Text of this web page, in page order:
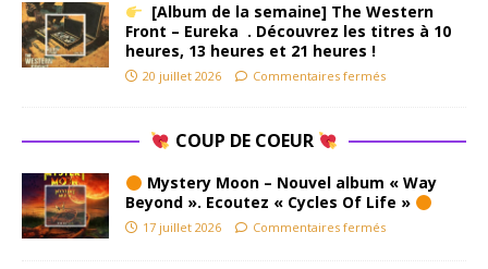
[Album de la semaine] The Western
Front – Eureka . Découvrez les titres à 10
heures, 13 heures et 21 heures !
20 juillet 2026 Commentaires fermés
COUP DE COEUR
Mystery Moon – Nouvel album « Way
Beyond ». Ecoutez « Cycles Of Life »
17 juillet 2026 Commentaires fermés